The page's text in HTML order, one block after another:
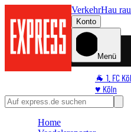
VerkehrHau
Konto
Menü
🐐 1. FC
♥️ Köln
⭐ Promi
Home